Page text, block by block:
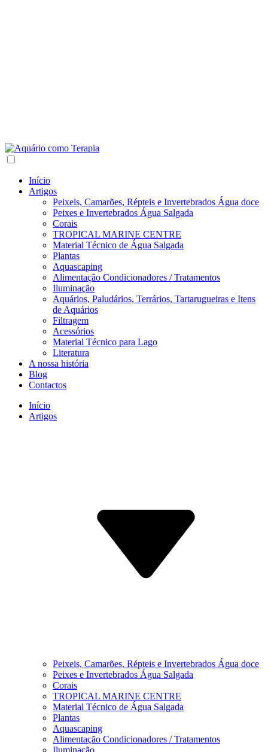
Início
Artigos
Peixeis, Camarões, Répteis e Invertebrados Água doce
Peixes e Invertebrados Água Salgada
Corais
TROPICAL MARINE CENTRE
Material Técnico de Água Salgada
Plantas
Aquascaping
Alimentação Condicionadores / Tratamentos
Iluminação
Aquários, Paludários, Terrários, Tartarugueiras e Itens
de Aquários
Filtragem
Acessórios
Material Técnico para Lago
Literatura
A nossa história
Blog
Contactos
Início
Artigos
Peixeis, Camarões, Répteis e Invertebrados Água doce
Peixes e Invertebrados Água Salgada
Corais
TROPICAL MARINE CENTRE
Material Técnico de Água Salgada
Plantas
Aquascaping
Alimentação Condicionadores / Tratamentos
Iluminação